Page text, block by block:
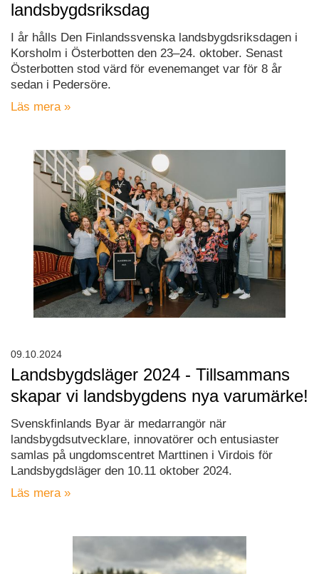
landsbygdsriksdag
I år hålls Den Finlandssvenska landsbygdsriksdagen i
Korsholm i Österbotten den 23–24. oktober. Senast
Österbotten stod värd för evenemanget var för 8 år
sedan i Pedersöre.
Läs mera »
Landsbygdsläger 2024 - Tillsammans
skapar vi landsbygdens nya varumärke!
Svenskfinlands Byar är medarrangör när
landsbygdsutvecklare, innovatörer och entusiaster
samlas på ungdomscentret Marttinen i Virdois för
Landsbygdsläger den 10.11 oktober 2024.
Läs mera »
09.10.2024